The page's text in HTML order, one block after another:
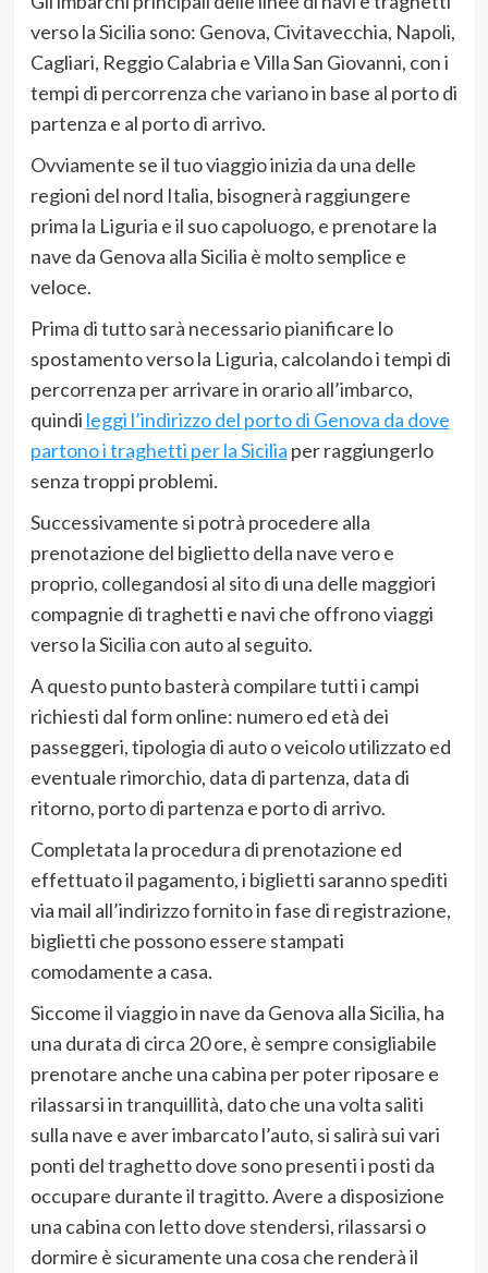
verso la Sicilia sono: Genova, Civitavecchia, Napoli,
Cagliari, Reggio Calabria e Villa San Giovanni, con i
tempi di percorrenza che variano in base al porto di
partenza e al porto di arrivo.
Ovviamente se il tuo viaggio inizia da una delle
regioni del nord Italia, bisognerà raggiungere
prima la Liguria e il suo capoluogo, e prenotare la
nave da Genova alla Sicilia è molto semplice e
veloce.
Prima di tutto sarà necessario pianificare lo
spostamento verso la Liguria, calcolando i tempi di
percorrenza per arrivare in orario all’imbarco,
quindi leggi l’indirizzo del porto di Genova da dove
partono i traghetti per la Sicilia per raggiungerlo
senza troppi problemi.
Successivamente si potrà procedere alla
prenotazione del biglietto della nave vero e
proprio, collegandosi al sito di una delle maggiori
compagnie di traghetti e navi che offrono viaggi
verso la Sicilia con auto al seguito.
A questo punto basterà compilare tutti i campi
richiesti dal form online: numero ed età dei
passeggeri, tipologia di auto o veicolo utilizzato ed
eventuale rimorchio, data di partenza, data di
ritorno, porto di partenza e porto di arrivo.
Completata la procedura di prenotazione ed
effettuato il pagamento, i biglietti saranno spediti
via mail all’indirizzo fornito in fase di registrazione,
biglietti che possono essere stampati
comodamente a casa.
Siccome il viaggio in nave da Genova alla Sicilia, ha
una durata di circa 20 ore, è sempre consigliabile
prenotare anche una cabina per poter riposare e
rilassarsi in tranquillità, dato che una volta saliti
sulla nave e aver imbarcato l’auto, si salirà sui vari
ponti del traghetto dove sono presenti i posti da
occupare durante il tragitto. Avere a disposizione
una cabina con letto dove stendersi, rilassarsi o
dormire è sicuramente una cosa che renderà il